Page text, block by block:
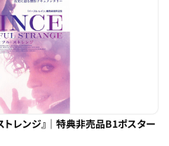
トレンジ』｜特典非売品B1ポスター